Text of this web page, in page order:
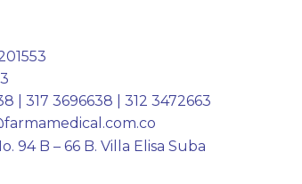
| 317 3696638 | 312 3472663
94 B – 66 B. Villa Elisa Suba